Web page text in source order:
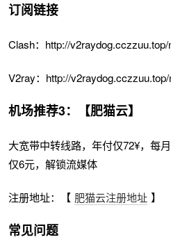
订阅链接
Clash：http://
V2ray：http://
机场推荐3：【肥猫云】
大宽带中转线路，年付仅72¥，每
仅6元，解锁流媒体
注册地址：【 肥猫云注册地址 】
常见问题